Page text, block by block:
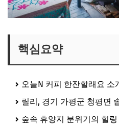
핵심요약
오늘N 커피 한잔할래요 소
릴리, 경기 가평군 청평면
숲속 휴양지 분위기의 힐링